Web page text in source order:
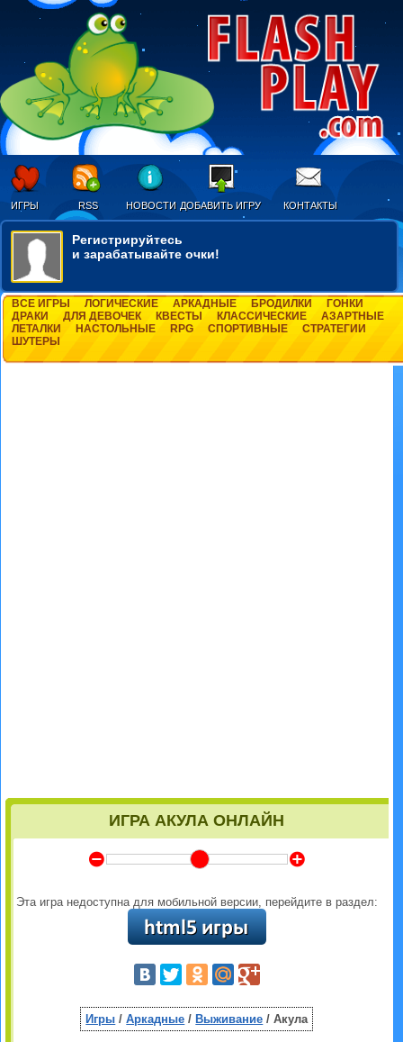
ИГРЫ RSS НОВОСТИ ДОБАВИТЬ ИГРУ КОНТАКТЫ
Регистрируйтесь
и зарабатывайте очки!
ВСЕ ИГРЫ ЛОГИЧЕСКИЕ АРКАДНЫЕ БРОДИЛКИ
ГОНКИ
ДРАКИ
ДЛЯ ДЕВОЧЕК КВЕСТЫ КЛАССИЧЕСКИЕ
АЗАРТНЫЕ
ЛЕТАЛКИ
НАСТОЛЬНЫЕ RPG СПОРТИВНЫЕ
СТРАТЕГИИ
ШУТЕРЫ
ИГРА АКУЛА ОНЛАЙН
Y Z
Эта игра недоступна для мобильной версии, перейдите в раздел:
Игры /Аркадные / Выживание / Акула